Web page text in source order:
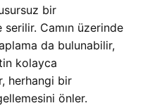
bir
Camın üzerinde
da bulunabilir,
kolayca
herhangi bir
önler.